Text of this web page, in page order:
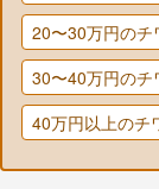
20〜30万円のチ
30〜40万円のチ
40万円以上のチ